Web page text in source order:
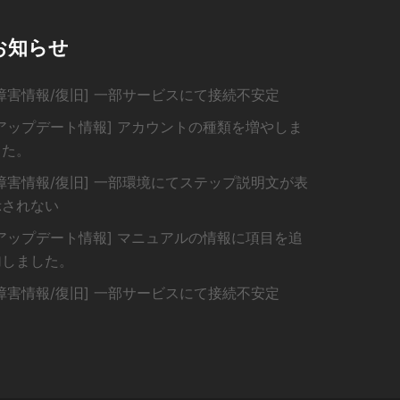
知らせ
害情報/復旧] 一部サービスにて接続不安定
ップデート情報] アカウントの種類を増やしま
。
害情報/復旧] 一部環境にてステップ説明文が表
れない
ップデート情報] マニュアルの情報に項目を追
ました。
害情報/復旧] 一部サービスにて接続不安定